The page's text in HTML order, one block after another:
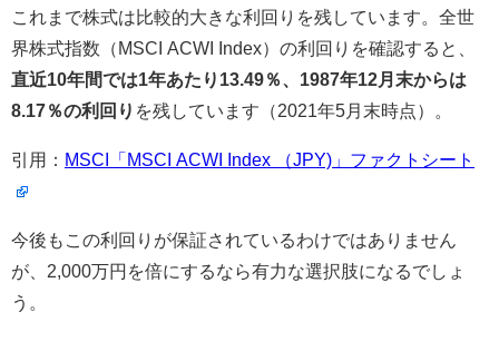
これまで株式は比較的大きな利回りを残しています。全世
界株式指数（MSCI ACWI Index）の利回りを確認すると、
直近10年間では1年あたり13.49％、1987年12月末からは
8.17％の利回り を残しています（2021年5月末時点）。
引用： MSCI「MSCI ACWI Index （JPY)」ファクトシート
今後もこの利回りが保証されているわけではありません
が、2,000万円を倍にするなら有力な選択肢になるでしょ
う。